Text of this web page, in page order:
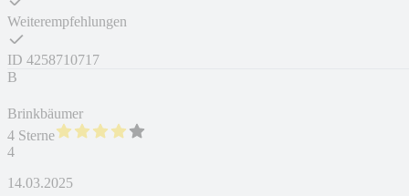
Weiterempfehlungen
ID 4258710717
B
Brinkbäumer
4 Sterne
4
14.03.2025